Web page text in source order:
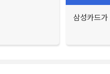
삼성카드